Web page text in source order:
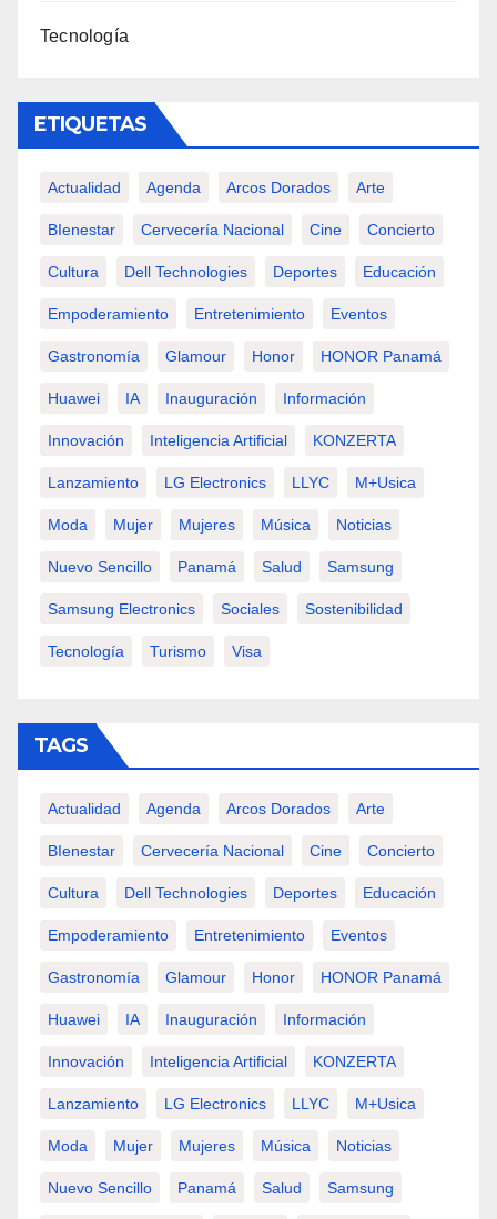
Tecnología
ETIQUETAS
Actualidad Agenda Arcos Dorados Arte
BIenestar Cervecería Nacional Cine Concierto
Cultura Dell Technologies Deportes Educación
Empoderamiento Entretenimiento Eventos
Gastronomía Glamour Honor HONOR Panamá
Huawei IA Inauguración Información
Innovación Inteligencia Artificial KONZERTA
Lanzamiento LG Electronics LLYC M+usica
Moda Mujer Mujeres Música Noticias
Nuevo Sencillo Panamá Salud Samsung
Samsung Electronics Sociales Sostenibilidad
Tecnología Turismo Visa
TAGS
Actualidad Agenda Arcos Dorados Arte
BIenestar Cervecería Nacional Cine Concierto
Cultura Dell Technologies Deportes Educación
Empoderamiento Entretenimiento Eventos
Gastronomía Glamour Honor HONOR Panamá
Huawei IA Inauguración Información
Innovación Inteligencia Artificial KONZERTA
Lanzamiento LG Electronics LLYC M+usica
Moda Mujer Mujeres Música Noticias
Nuevo Sencillo Panamá Salud Samsung